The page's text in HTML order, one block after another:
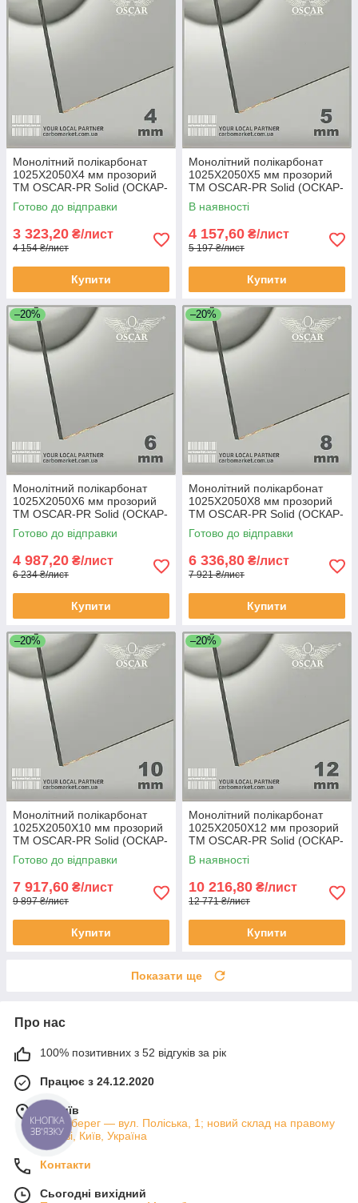
Монолітний полікарбонат
1025Х2050Х4 мм прозорий
TM OSCAR-PR Solid (ОСКАР-
Преміум) Сербія
Готово до відправки
3 323,20 ₴/лист
4 154 ₴/лист
Купити
Монолітний полікарбонат
1025Х2050Х5 мм прозорий
TM OSCAR-PR Solid (ОСКАР-
Преміум) Сербія
В наявності
4 157,60 ₴/лист
5 197 ₴/лист
Купити
–20%
Монолітний полікарбонат
1025Х2050Х6 мм прозорий
TM OSCAR-PR Solid (ОСКАР-
Преміум) Сербія
Готово до відправки
4 987,20 ₴/лист
6 234 ₴/лист
Купити
–20%
Монолітний полікарбонат
1025Х2050Х8 мм прозорий
TM OSCAR-PR Solid (ОСКАР-
Преміум) Сербія
Готово до відправки
6 336,80 ₴/лист
7 921 ₴/лист
Купити
–20%
Монолітний полікарбонат
1025Х2050Х10 мм прозорий
TM OSCAR-PR Solid (ОСКАР-
Преміум) Сербія
Готово до відправки
7 917,60 ₴/лист
9 897 ₴/лист
Купити
–20%
Монолітний полікарбонат
1025Х2050Х12 мм прозорий
TM OSCAR-PR Solid (ОСКАР-
Преміум) Сербія
В наявності
10 216,80 ₴/лист
12 771 ₴/лист
Купити
Показати ще
Про нас
100% позитивних з 52 відгуків за рік
Працює з 24.12.2020
м. Київ
Лівий берег — вул. Поліська, 1; новий склад на правому
березі, Київ, Україна
Контакти
Сьогодні вихідний
КНОПКА
ЗВ'ЯЗКУ